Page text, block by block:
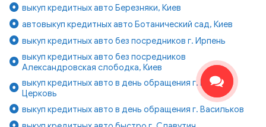
выкуп кредитных авто Березняки, Киев
автовыкуп кредитных авто Ботанический сад, Киев
выкуп кредитных авто без посредников г. Ирпень
выкуп кредитных авто без посредников
Александровская слободка, Киев
выкуп кредитных авто в день обращения г. Белая
Церковь
выкуп кредитных авто в день обращения г. Васильков